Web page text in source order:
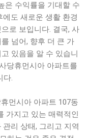
은 수익률을 기대할 수
도 새로운 생활 환경
로 보입니다. 결국, 사
넘어, 향후 더 큰 가
있음을 알 수 있습니
당휴먼시아 아파트를
다.
먼시아 아파트 107동
가지고 있는 매력적인
리 상태, 그리고 지역